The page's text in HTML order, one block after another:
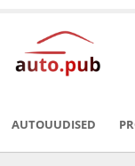
AUTOUUDISED